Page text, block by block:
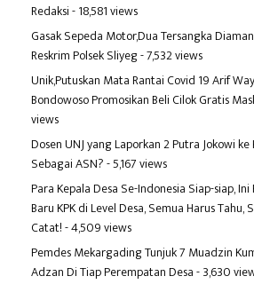
Redaksi- 18,581 views
Gasak Sepeda Motor,Dua Tersangka
Reskrim Polsek Sliyeg- 7,532 views
Unik,Putuskan Mata Rantai Covid 19 Arif
Bondowoso Promosikan Beli Cilok Gratis
views
Dosen UNJ yang Laporkan 2 Putra Jokowi ke
Sebagai ASN?- 5,167 views
Para Kepala Desa Se-Indonesia Siap-siap,
Baru KPK di Level Desa, Semua Harus Tahu,
Catat!- 4,509 views
Pemdes Mekargading Tunjuk 7 Muadzin
Adzan Di Tiap Perempatan Desa- 3,630